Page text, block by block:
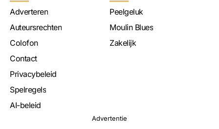
Adverteren
Auteursrechten
Colofon
Contact
Privacybeleid
Spelregels
AI-beleid
Peelgeluk
Moulin Blues
Zakelijk
Advertentie